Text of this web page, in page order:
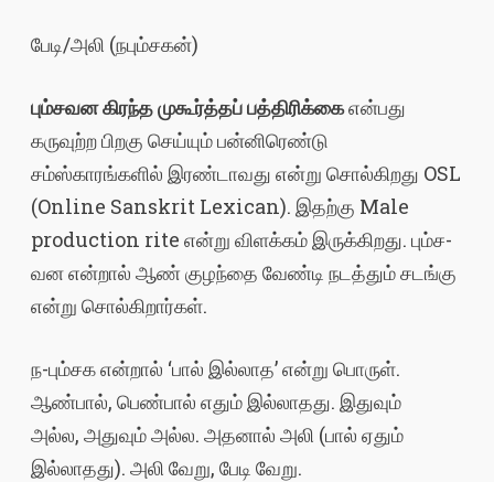
பேடி/அலி (நபும்சகன்)
பும்சவன கிரந்த முகூர்த்தப் பத்திரிக்கைஎன்பது
கருவுற்ற பிறகு செய்யும் பன்னிரெண்டு
சம்ஸ்காரங்களில் இரண்டாவது என்று சொல்கிறது OSL
(Online Sanskrit Lexican). இதற்கு Male
production rite என்று விளக்கம் இருக்கிறது. பும்ச-
வன என்றால் ஆண் குழந்தை வேண்டி நடத்தும் சடங்கு
என்று சொல்கிறார்கள்.
ந-பும்சக என்றால் ‘பால் இல்லாத’ என்று பொருள்.
ஆண்பால், பெண்பால் எதும் இல்லாதது. இதுவும்
அல்ல, அதுவும் அல்ல. அதனால் அலி (பால் ஏதும்
இல்லாதது). அலி வேறு, பேடி வேறு.